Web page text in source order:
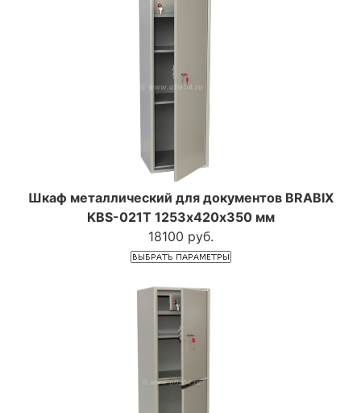
Шкаф металлический для документов BRABIX
KBS-021Т 1253х420х350 мм
18100 руб.